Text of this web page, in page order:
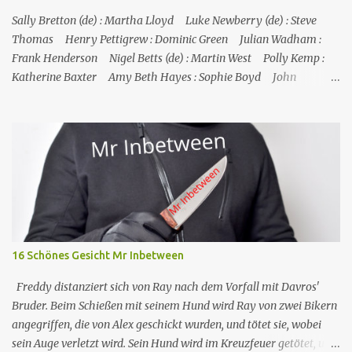
Sally Bretton (de) : Martha Lloyd Luke Newberry (de) : Steve
Thomas Henry Pettigrew : Dominic Green Julian Wadham :
Frank Henderson Nigel Betts (de) : Martin West Polly Kemp :
Katherine Baxter Amy Beth Hayes : Sophie Boyd John
Büro war verschlossen, und Steve musste sie mit einem
Feuerlöscher gewaltsam öffnen. Im St. Marie's gesteht Sophie JP,
dass Tom auch mit dem Schmuggel von Rum Geld verdient hat,
was aber nicht mit seinem Tod zusammenzuhängen scheint.
Henderson starb an einer Schusswunde, die Waffe liegt neben der
Leiche, es sieht nach Selbstmord aus, außerdem fehlt einer seiner
Zwillinge, was darauf hindeutet, dass der fehlende Zwilling
Henderson ihn getötet und sich da...
16 Schönes Gesicht Mr Inbetween
Freddy distanziert sich von Ray nach dem Vorfall mit Davros'
Bruder. Beim Schießen mit seinem Hund wird Ray von zwei Bikern
angegriffen, die von Alex geschickt wurden, und tötet sie, wobei
sein Auge verletzt wird. Sein Hund wird im Kreuzfeuer getötet, und